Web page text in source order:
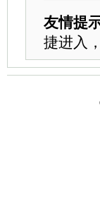
友情提
捷进入